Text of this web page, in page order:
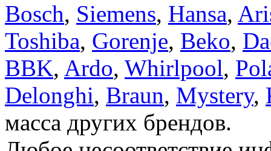
Bosch, Siemens, Hansa,
Toshiba, Gorenje, Beko,
BBK, Ardo, Whirlpool,
Delonghi, Braun, Mystery,
масса других брендов.